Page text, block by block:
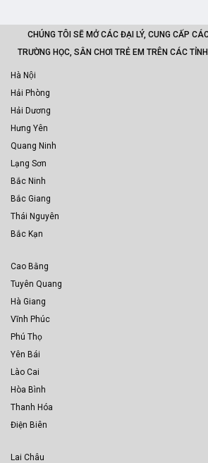
CHÚNG TÔI SẼ MỞ CÁC ĐẠI LÝ, CUNG CẤP
TRƯỜNG HỌC, SÂN CHƠI TRẺ EM TRÊN CÁC
Hà Nội
Hải Phòng
Hải Dương
Hưng Yên
Quang Ninh
Lạng Sơn
Bắc Ninh
Bắc Giang
Thái Nguyên
Bắc Kạn
Cao Bằng
Tuyên Quang
Hà Giang
Vĩnh Phúc
Phú Thọ
Yên Bái
Lào Cai
Hòa Bình
Thanh Hóa
Điện Biên
Lai Châu